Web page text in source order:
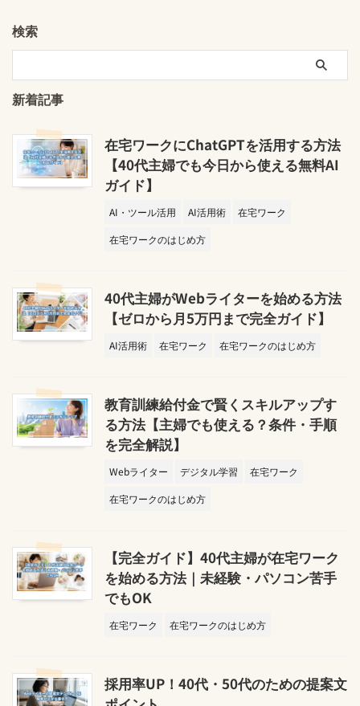
検索
新着記事
在宅ワークにChatGPTを活用する方法
【40代主婦でも今日から使える無料AI
ガイド】
AI・ツール活用 AI活用術
在宅ワーク
在宅ワークのはじめ方
40代主婦がWebライターを始める方法
【ゼロから月5万円まで完全ガイド】
AI活用術 在宅ワーク 在宅ワークのはじめ方
教育訓練給付金で賢くスキルアップす
る方法【主婦でも使える？条件・手順
を完全解説】
Webライター デジタル学習
在宅ワーク
在宅ワークのはじめ方
【完全ガイド】40代主婦が在宅ワーク
を始める方法｜未経験・パソコン苦手
でもOK
在宅ワーク 在宅ワークのはじめ方
採用率UP！40代・50代のための提案文